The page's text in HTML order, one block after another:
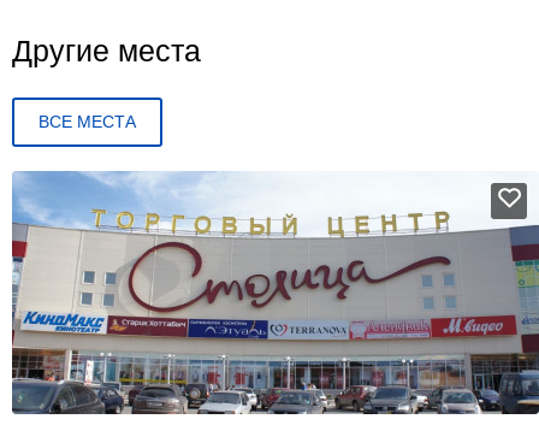
Другие места
ВСЕ МЕСТА